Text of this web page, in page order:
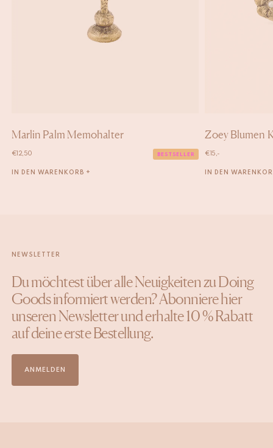
Marlin Palm Memohalter
€ 12,50 BESTSELLER
IN DEN WARENKORB +
Zoey Blumen
€ 15,-
IN DEN
NEWSLETTER
Du möchtest über alle Neuigkeiten zu Doing
Goods informiert werden? Abonniere hier
unseren Newsletter und erhalte 10 % Rabatt
auf deine erste Bestellung.
ANMELDEN